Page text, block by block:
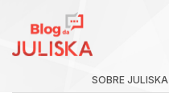
SOBRE JULISKA